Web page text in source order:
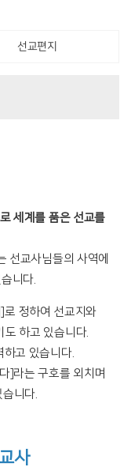
선교편지
세계를 품은 선교를
선교사님들의 사역에
니다.
로 정하여 선교지와
도 하고 있습니다.
고 있습니다.
]라는 구호를 외치며
니다.
사